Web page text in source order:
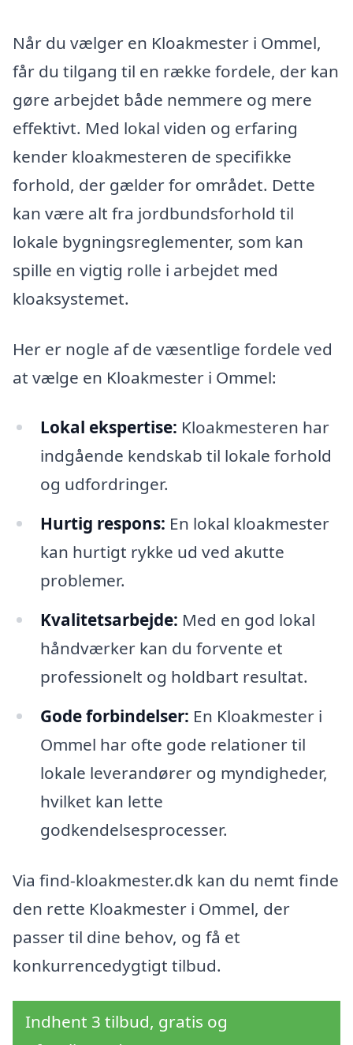
Når du vælger en Kloakmester i Ommel,
får du tilgang til en række fordele, der kan
gøre arbejdet både nemmere og mere
effektivt. Med lokal viden og erfaring
kender kloakmesteren de specifikke
forhold, der gælder for området. Dette
kan være alt fra jordbundsforhold til
lokale bygningsreglementer, som kan
spille en vigtig rolle i arbejdet med
kloaksystemet.
Her er nogle af de væsentlige fordele ved
at vælge en Kloakmester i Ommel:
Lokal ekspertise: Kloakmesteren har
indgående kendskab til lokale forhold
og udfordringer.
Hurtig respons: En lokal kloakmester
kan hurtigt rykke ud ved akutte
problemer.
Kvalitetsarbejde: Med en god lokal
håndværker kan du forvente et
professionelt og holdbart resultat.
Gode forbindelser: En Kloakmester i
Ommel har ofte gode relationer til
lokale leverandører og myndigheder,
hvilket kan lette
godkendelsesprocesser.
Via find-kloakmester.dk kan du nemt finde
den rette Kloakmester i Ommel, der
passer til dine behov, og få et
konkurrencedygtigt tilbud.
Indhent 3 tilbud, gratis og